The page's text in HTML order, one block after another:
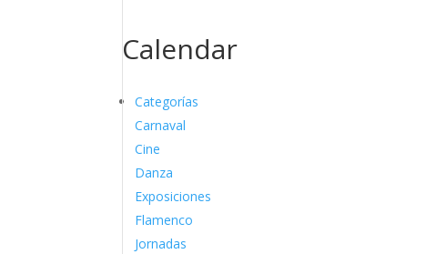
Calendar
Categorías
Carnaval
Cine
Danza
Exposiciones
Flamenco
Jornadas